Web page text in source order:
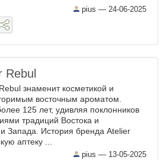
, которая сочетает в себе
эстетику и ...
pius — 24-06-2025
Rebul
знаменит косметикой и
восточным ароматом.
125 лет, удивляя поклонников
традиций Востока и
Запада. История бренда Atelier
аптеку ...
pius — 13-05-2025